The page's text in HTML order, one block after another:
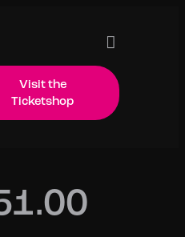
Visit the
Ticketshop